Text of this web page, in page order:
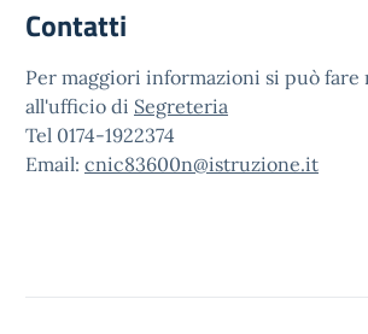
Contatti
Per maggiori informazioni si può
all'ufficio di Segreteria
Tel 0174-1922374
Email: cnic83600n@istruzione.it